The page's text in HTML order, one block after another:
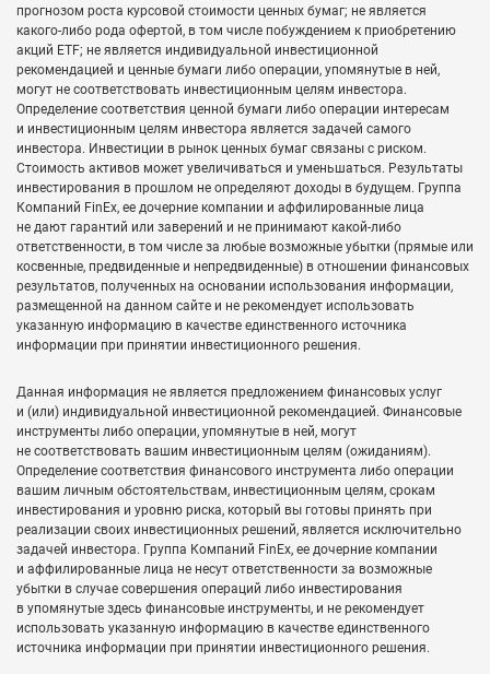
прогнозом роста курсовой стоимости ценных бумаг; не является
какого-либо рода офертой, в том числе побуждением к приобретению
акций ETF; не является индивидуальной инвестиционной
рекомендацией и ценные бумаги либо операции, упомянутые в ней,
могут не соответствовать инвестиционным целям инвестора.
Определение соответствия ценной бумаги либо операции интересам
и инвестиционным целям инвестора является задачей самого
инвестора. Инвестиции в рынок ценных бумаг связаны с риском.
Стоимость активов может увеличиваться и уменьшаться. Результаты
инвестирования в прошлом не определяют доходы в будущем. Группа
Компаний FinEx, ее дочерние компании и аффилированные лица
не дают гарантий или заверений и не принимают какой-либо
ответственности, в том числе за любые возможные убытки (прямые или
косвенные, предвиденные и непредвиденные) в отношении финансовых
результатов, полученных на основании использования информации,
размещенной на данном сайте и не рекомендует использовать
указанную информацию в качестве единственного источника
информации при принятии инвестиционного решения.
Данная информация не является предложением финансовых услуг
и (или) индивидуальной инвестиционной рекомендацией. Финансовые
инструменты либо операции, упомянутые в ней, могут
не соответствовать вашим инвестиционным целям (ожиданиям).
Определение соответствия финансового инструмента либо операции
вашим личным обстоятельствам, инвестиционным целям, срокам
инвестирования и уровню риска, который вы готовы принять при
реализации своих инвестиционных решений, является исключительно
задачей инвестора. Группа Компаний FinEx, ее дочерние компании
и аффилированные лица не несут ответственности за возможные
убытки в случае совершения операций либо инвестирования
в упомянутые здесь финансовые инструменты, и не рекомендует
использовать указанную информацию в качестве единственного
источника информации при принятии инвестиционного решения.